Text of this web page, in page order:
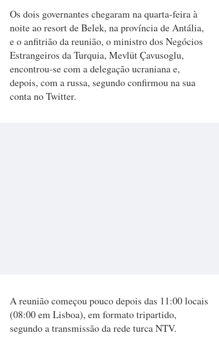
Os dois governantes chegaram na quarta-feira à
noite ao resort de Belek, na província de Antália,
e o anfitrião da reunião, o ministro dos Negócios
Estrangeiros da Turquia, Mevlüt Çavusoglu,
encontrou-se com a delegação ucraniana e,
depois, com a russa, segundo confirmou na sua
conta no Twitter.
A reunião começou pouco depois das 11:00 locais
(08:00 em Lisboa), em formato tripartido,
segundo a transmissão da rede turca NTV.